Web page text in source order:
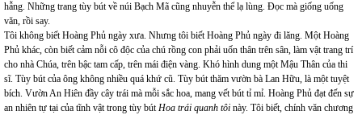
hẫng. Những trang tùy bút về núi Bạch Mã cũng nhuyễn thể lạ lùng. Đọc mà giống uống
văn, rồi say.
Tôi không biết Hoàng Phủ ngày xưa. Nhưng tôi biết Hoàng Phủ ngày đi lăng. Một Hoàng
Phủ khác, còn biết cảm nỗi cô độc của chú rồng con phải uốn thân trên sân, làm vật trang trí
cho nhà Chúa, trên bậc tam cấp, trên mái điện vàng. Khó hình dung một Mậu Thân của thi
sĩ. Tùy bút của ông không nhiều quá khứ cũ. Tùy bút thăm vườn bà Lan Hữu, là một tuyệt
bích. Vườn An Hiên đầy cây trái mà mỗi sắc hoa, mang vết bút tỉ mỉ. Hoàng Phủ đạt đến sự
an nhiên tự tại của tĩnh vật trong tùy bútHoa trái quanh tôi này. Tôi biết, chính văn chương